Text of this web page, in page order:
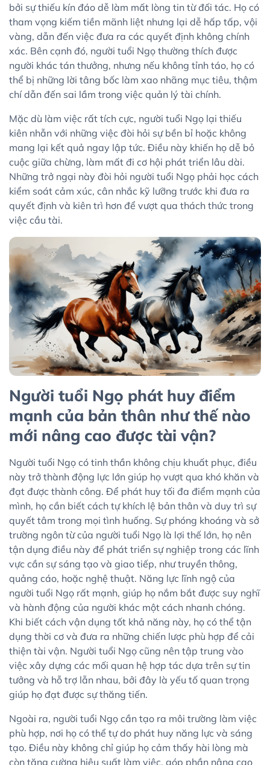
bởi sự thiếu kín đáo dễ làm mất lòng tin từ đối tác. Họ có
tham vọng kiếm tiền mãnh liệt nhưng lại dễ hấp tấp, vội
vàng, dẫn đến việc đưa ra các quyết định không chính
xác. Bên cạnh đó, người tuổi Ngọ thường thích được
người khác tán thưởng, nhưng nếu không tỉnh táo, họ có
thể bị những lời tâng bốc làm xao nhãng mục tiêu, thậm
chí dẫn đến sai lầm trong việc quản lý tài chính.
Mặc dù làm việc rất tích cực, người tuổi Ngọ lại thiếu
kiên nhẫn với những việc đòi hỏi sự bền bỉ hoặc không
mang lại kết quả ngay lập tức. Điều này khiến họ dễ bỏ
cuộc giữa chừng, làm mất đi cơ hội phát triển lâu dài.
Những trở ngại này đòi hỏi người tuổi Ngọ phải học cách
kiểm soát cảm xúc, cân nhắc kỹ lưỡng trước khi đưa ra
quyết định và kiên trì hơn để vượt qua thách thức trong
việc cầu tài.
Người tuổi Ngọ phát huy điểm
mạnh của bản thân như thế nào
mới nâng cao được tài vận?
Người tuổi Ngọ có tinh thần không chịu khuất phục, điều
này trở thành động lực lớn giúp họ vượt qua khó khăn và
đạt được thành công. Để phát huy tối đa điểm mạnh của
mình, họ cần biết cách tự khích lệ bản thân và duy trì sự
quyết tâm trong mọi tình huống. Sự phóng khoáng và sở
trường ngôn từ của người tuổi Ngọ là lợi thế lớn, họ nên
tận dụng điều này để phát triển sự nghiệp trong các lĩnh
vực cần sự sáng tạo và giao tiếp, như truyền thông,
quảng cáo, hoặc nghệ thuật. Năng lực lĩnh ngộ của
người tuổi Ngọ rất mạnh, giúp họ nắm bắt được suy nghĩ
và hành động của người khác một cách nhanh chóng.
Khi biết cách vận dụng tốt khả năng này, họ có thể tận
dụng thời cơ và đưa ra những chiến lược phù hợp để cải
thiện tài vận. Người tuổi Ngọ cũng nên tập trung vào
việc xây dựng các mối quan hệ hợp tác dựa trên sự tin
tưởng và hỗ trợ lẫn nhau, bởi đây là yếu tố quan trọng
giúp họ đạt được sự thăng tiến.
Ngoài ra, người tuổi Ngọ cần tạo ra môi trường làm việc
phù hợp, nơi họ có thể tự do phát huy năng lực và sáng
tạo. Điều này không chỉ giúp họ cảm thấy hài lòng mà
còn tăng cường hiệu suất làm việc, góp phần nâng cao